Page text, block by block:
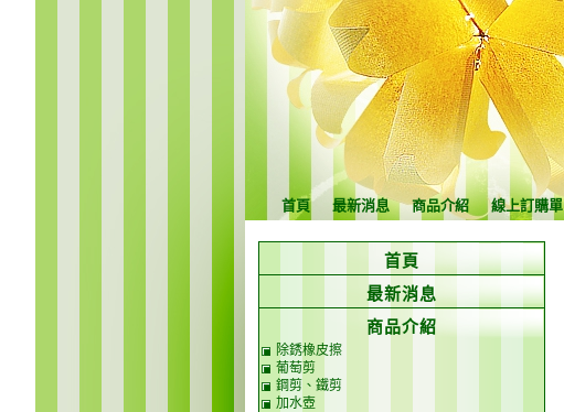
首頁 最新消息 商品介紹 線上訂購單
首頁
最新消息
商品介紹
除銹橡皮擦
葡萄剪
鋼剪、鐵剪
加水壺